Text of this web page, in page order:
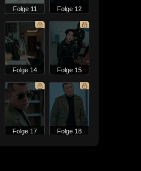
Folge 11 Folge 12
Folge 14 Folge 15
Folge 17 Folge 18